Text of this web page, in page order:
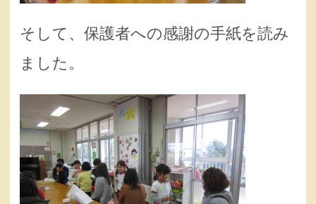
そして、保護者への感謝の手紙を読み
ました。